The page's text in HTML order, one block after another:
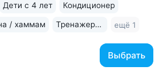
Выбрать
Дети с 4 лет Кондиционер
/ хаммам Тренажерный зал ещё 1